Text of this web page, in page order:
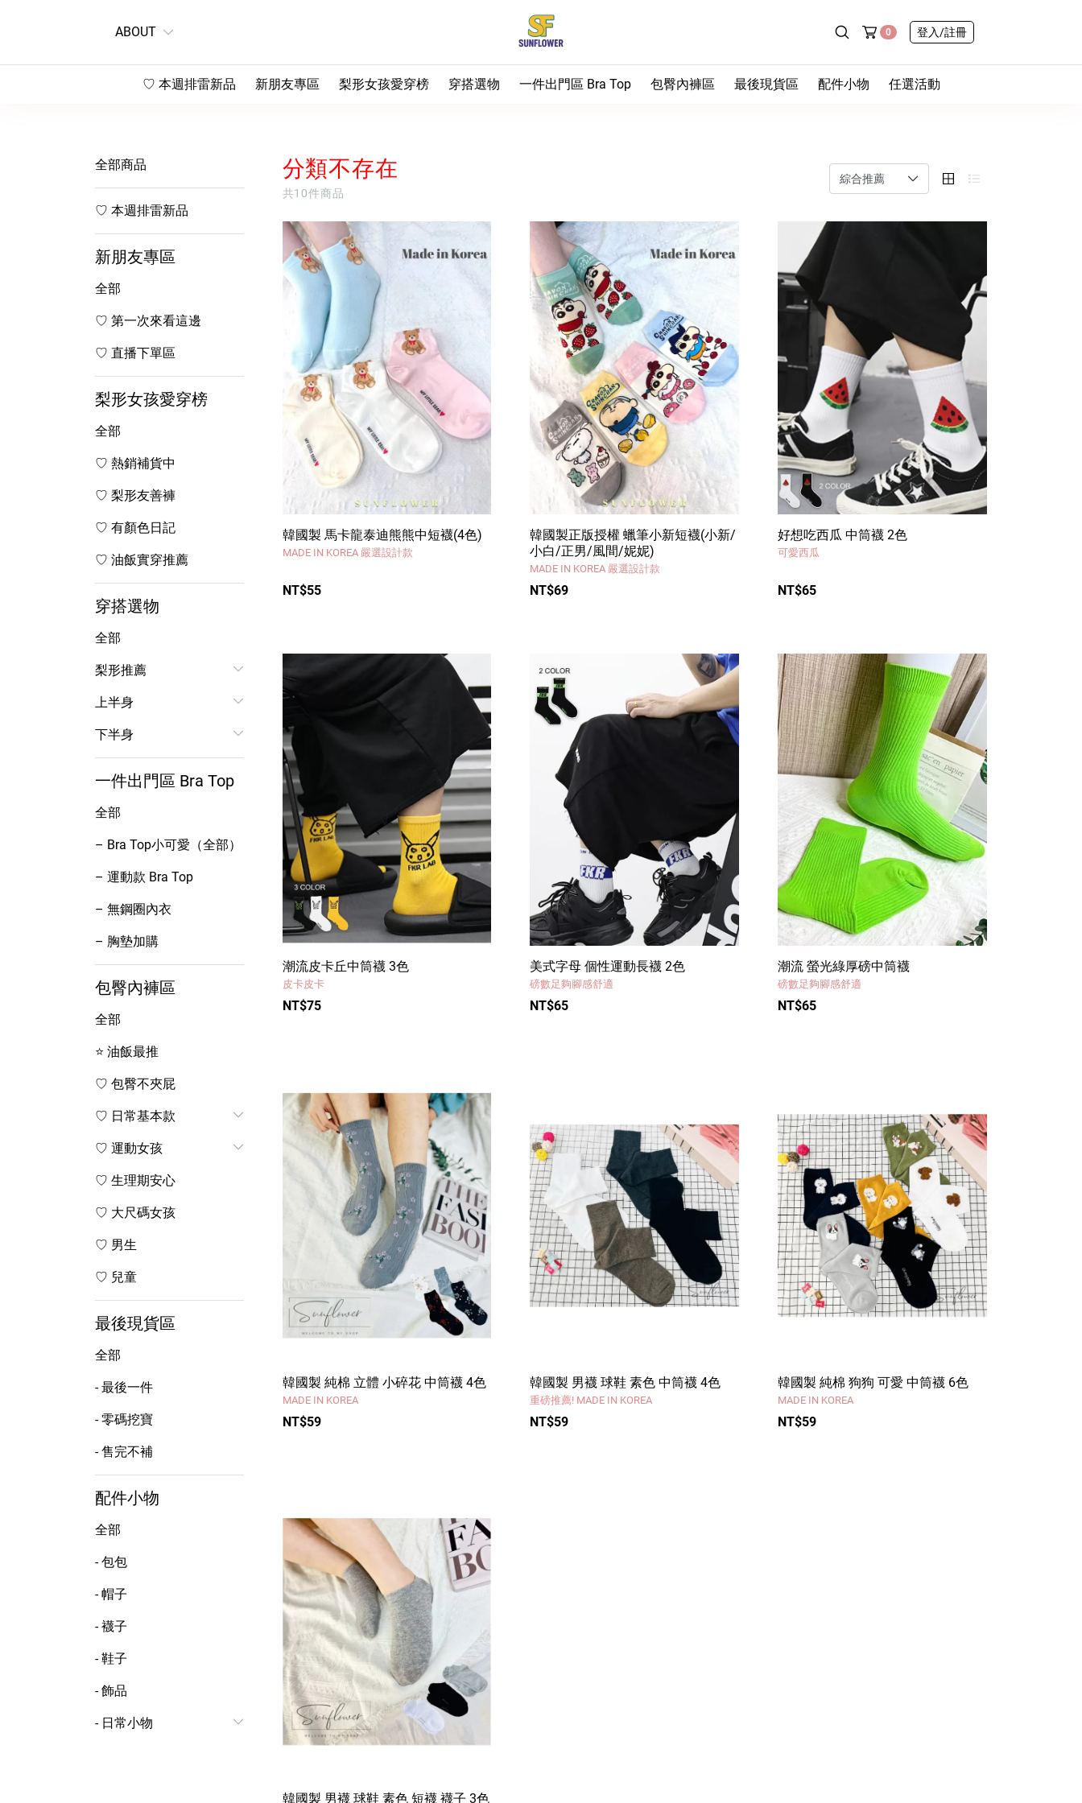
ABOUT 0 登入 /註冊
♡ 本週排雷新品 新朋友專區 梨形女孩愛穿榜
♡ 有顏色日記
穿搭選物
– 外搭
– 裙子
一件出門區 Bra Top
– 胸墊加購
包臀內褲區
- 中高腰
– 冰絲速乾
– 高包覆
♡ 生理期安心
♡ 兒童
最後現貨區 配件小物
- 襪子
- 飾品
- 日常小物
– 手套
任選活動
任選10件送1件
全部商品
♡ 本週排雷新品
新朋友專區
全部
♡ 第一次來看這邊
♡ 直播下單區
梨形女孩愛穿榜
全部
♡ 熱銷補貨中
♡ 梨形友善褲
♡ 有顏色日記
♡ 油飯實穿推薦
穿搭選物
全部
梨形推薦
上半身
下半身
一件出門區 Bra Top
全部
– Bra Top小可愛（全部）
– 運動款 Bra Top
– 無鋼圈內衣
– 胸墊加購
包臀內褲區
全部
⭐ 油飯最推
♡ 包臀不夾屁
♡ 日常基本款
♡ 運動女孩
♡ 生理期安心
♡ 大尺碼女孩
♡ 男生
♡ 兒童
最後現貨區
全部
- 最後一件
- 零碼挖寶
- 售完不補
配件小物
全部
- 包包
- 帽子
- 襪子
- 鞋子
- 飾品
- 日常小物
分類不存在
共10件商品
韓國製 馬卡龍泰迪熊熊中短襪(4色)
MADE IN KOREA 嚴選設計款
NT$55
韓國製正版授權 蠟筆小新短襪(小新/
小白/正男/風間/妮妮)
MADE IN KOREA 嚴選設計款
NT$69
好想吃西瓜 中筒襪 2色
可愛西瓜
NT$65
潮流皮卡丘中筒襪 3色
皮卡皮卡
NT$75
美式字母 個性運動長襪 2色
磅數足夠腳感舒適
NT$65
潮流 螢光綠厚磅中筒襪
磅數足夠腳感舒適
NT$65
韓國製 純棉 立體 小碎花 中筒襪 4色
MADE IN KOREA
NT$59
韓國製 男襪 球鞋 素色 中筒襪 4色
重磅推薦! MADE IN KOREA
NT$59
韓國製 純棉 狗狗 可愛 中筒襪 6色
MADE IN KOREA
NT$59
韓國製 男襪 球鞋 素色 短襪 襪子 3色